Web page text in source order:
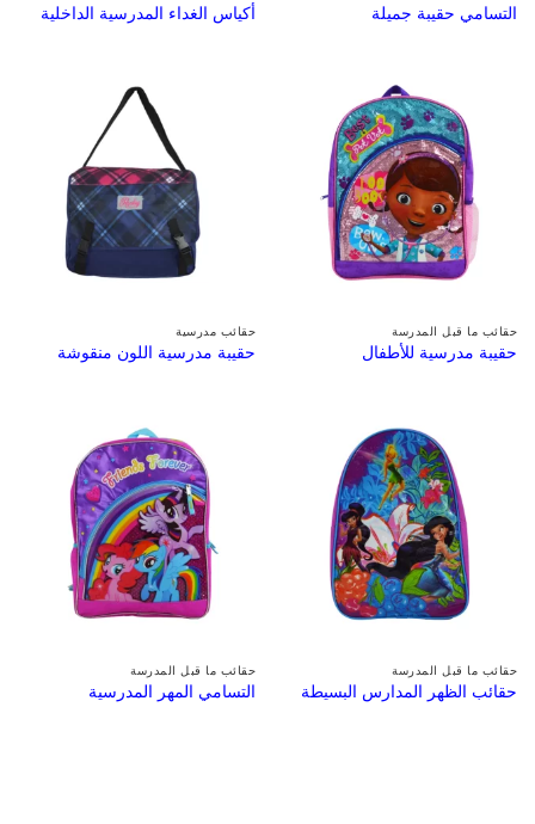
التسامي حقيبة جميلة أكياس الغداء المدرسية الداخلية
حقائب ما قبل المدرسة
حقيبة مدرسية للأطفال
حقائب مدرسية
حقيبة مدرسية اللون منقوشة
حقائب ما قبل المدرسة
حقائب الظهر المدارس البسيطة
حقائب ما قبل المدرسة
التسامي المهر المدرسية